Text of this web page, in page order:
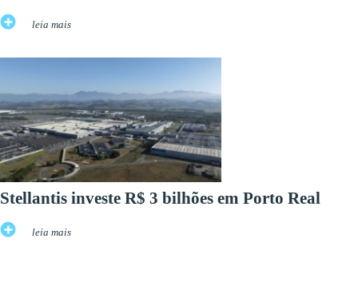
leia mais
Stellantis investe R$ 3 bilhões em Porto Real
leia mais